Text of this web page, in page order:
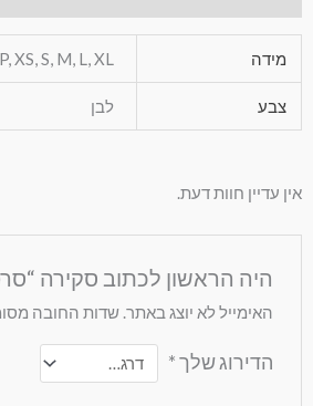
מידה P, XS, S, M, L, XL
צבע לבן
אין עדיין חוות דעת.
היה הראשון לכתוב סקירה
האימייל לא יוצג באתר. שדות החובה
הדירוג שלך*